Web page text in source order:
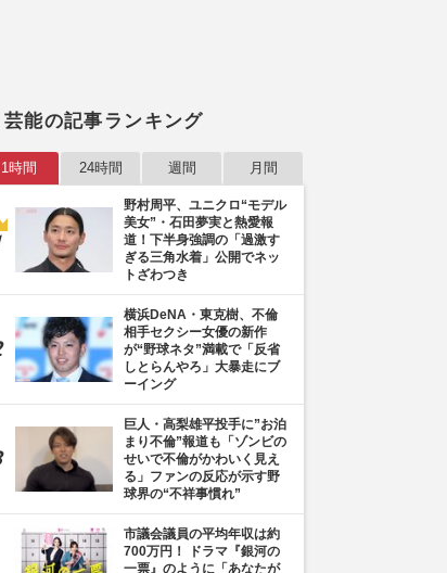
芸能の記事ランキング
1時間 24時間 週間 月間
野村周平、ユニクロ“モデル
美女”・石田夢実と熱愛報
道！下半身強調の「過激す
ぎる三角水着」公開でネッ
トざわつき
横浜DeNA・東克樹、不倫
相手セクシー女優の新作
が“野球ネタ”満載で「反省
しとらんやろ」大暴走にブ
ーイング
巨人・高梨雄平投手に”お泊
まり不倫”報道も「ゾンビの
せいで不倫がかわいく見え
る」ファンの反応が示す野
球界の“不祥事慣れ”
市議会議員の平均年収は約
700万円！ ドラマ『銀河の
一票』のように「あなたが